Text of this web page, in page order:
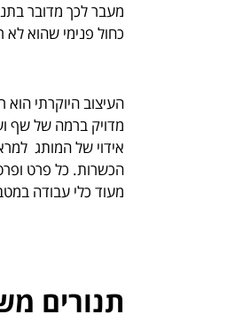
כחול פנימי שהוא לא
מדויק ברמה של שף
מעוד כלי עבודה
תנורים